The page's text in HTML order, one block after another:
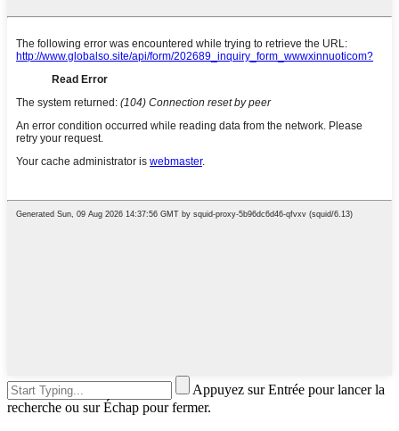
Appuyez sur Entrée pour lancer la
recherche ou sur Échap pour fermer.